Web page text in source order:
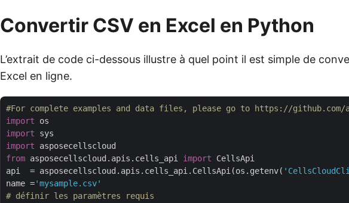
Convertir CSV en Excel en Python
L’extrait de code ci-dessous illustre à quel point il est simple de
Excel en ligne.
#For complete examples and data files, please go to https://github.com/
import
import
import
from asposecellscloud.apis.cells_api import CellsApi
api  = asposecellscloud.apis.cells_api.CellsApi(os.getenv(
name ='mysample.csv'
# définir les paramètres requis